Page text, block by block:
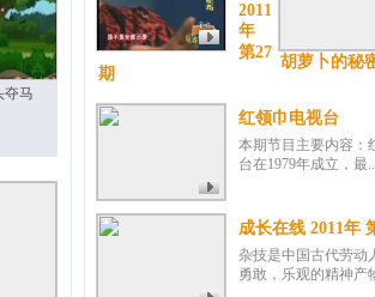
2011
年
第27
期
胡萝卜的秘
红领巾电视台
本期节目主要内容：
台在1979年成立，最
成长在线 2011年
杂技是中国古代劳动
勇敢，乐观的精神产
夺马